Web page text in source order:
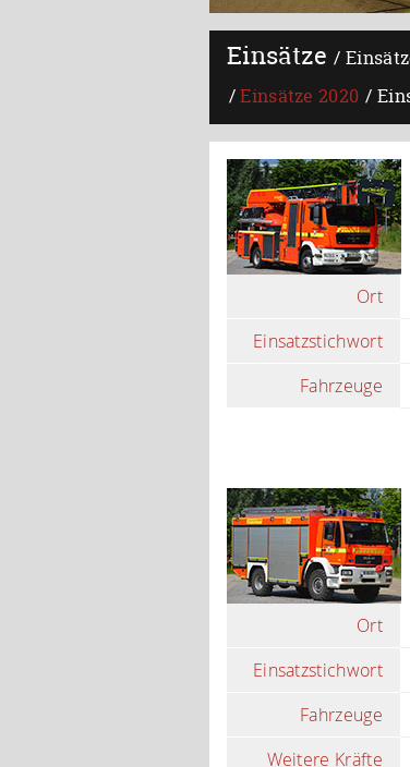
Einsätze
Einsätze 2020
Ort
Einsatzstichwort
Fahrzeuge
Ort
Einsatzstichwort
Fahrzeuge
Weitere Kräfte